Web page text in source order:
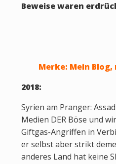
Beweise waren
Merke: Mein
2018:
Syrien am Pranger:
Medien DER Böse und
Giftgas-Angriffen in
er selbst aber strikt
anderes Land hat keine